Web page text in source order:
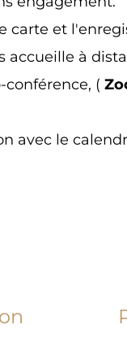
carte et
accueille à
(
avec le